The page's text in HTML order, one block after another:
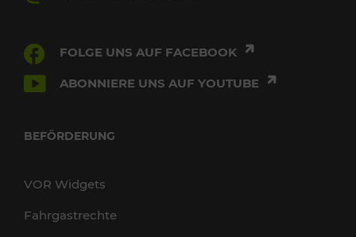
FOLGE UNS AUF FACEBOOK
ABONNIERE UNS AUF YOUTUBE
BEFÖRDERUNG
VOR Widgets
Fahrgastrechte